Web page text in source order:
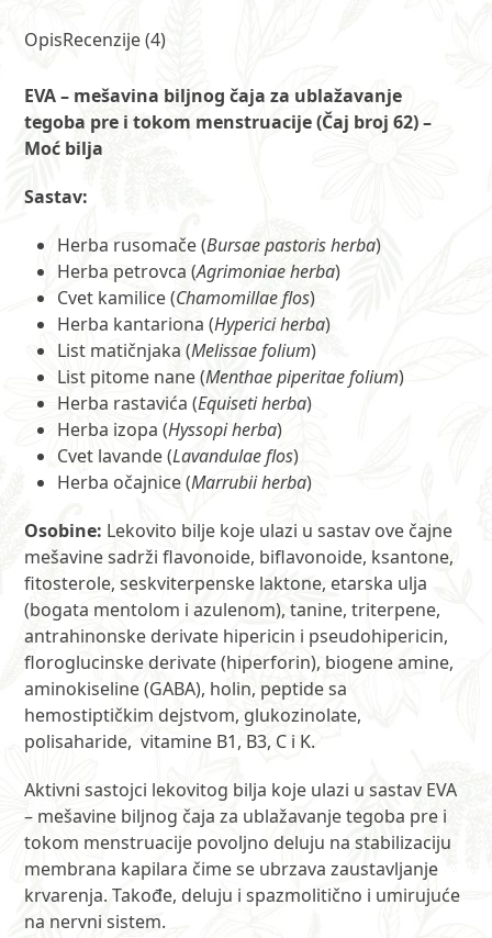
g
količina
OpisRecenzije (4)
EVA – mešavina biljnog čaja za ublažavanje
tegoba pre i tokom menstruacije (Čaj broj 62) –
Moć bilja
Sastav:
Herba rusomače (Bursae pastoris herba)
Herba petrovca (Agrimoniae herba)
Cvet kamilice (Chamomillae flos)
Herba kantariona (Hyperici herba)
List matičnjaka (Melissae folium)
List pitome nane (Menthae piperitae folium)
Herba rastavića (Equiseti herba)
Herba izopa (Hyssopi herba)
Cvet lavande (Lavandulae flos)
Herba očajnice (Marrubii herba)
Osobine: Lekovito bilje koje ulazi u sastav ove čajne
mešavine sadrži flavonoide, biflavonoide, ksantone,
fitosterole, seskviterpenske laktone, etarska ulja
(bogata mentolom i azulenom), tanine, triterpene,
antrahinonske derivate hipericin i pseudohipericin,
floroglucinske derivate (hiperforin), biogene amine,
aminokiseline (GABA), holin, peptide sa
hemostiptičkim dejstvom, glukozinolate,
polisaharide, vitamine B1, B3, C i K.
Aktivni sastojci lekovitog bilja koje ulazi u sastav EVA
– mešavine biljnog čaja za ublažavanje tegoba pre i
tokom menstruacije povoljno deluju na stabilizaciju
membrana kapilara čime se ubrzava zaustavljanje
krvarenja. Takođe, deluju i spazmolitično i umirujuće
na nervni sistem.